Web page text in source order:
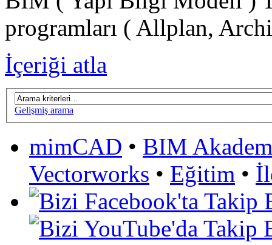
programları ( Allplan,
İçeriği atla
Gelişmiş arama
mimCAD • BIM
Vectorworks • Eğitim •